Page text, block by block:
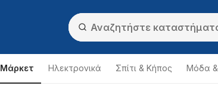
Hλεκτρονικά Σπίτι & Κήπος Μόδα &